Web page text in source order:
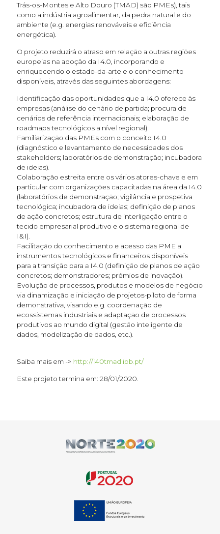
Trás-os-Montes e Alto Douro (TMAD) são PMEs), tais
como a indústria agroalimentar, da pedra natural e do
ambiente (e.g. energias renováveis e eficiência
energética).
O projeto reduzirá o atraso em relação a outras regiões
europeias na adoção da I4.0, incorporando e
enriquecendo o estado-da-arte e o conhecimento
disponíveis, através das seguintes abordagens:
Identificação das oportunidades que a I4.0 oferece às
empresas (análise do cenário de partida; procura de
cenários de referência internacionais; elaboração de
roadmaps tecnológicos a nível regional).
Familiarização das PMEs com o conceito I4.0
(diagnóstico e levantamento de necessidades dos
stakeholders; laboratórios de demonstração; incubadora
de ideias).
Colaboração estreita entre os vários atores-chave e em
particular com organizações capacitadas na área da I4.0
(laboratórios de demonstração; vigilância e prospetiva
tecnológica; incubadora de ideias; definição de planos
de ação concretos; estrutura de interligação entre o
tecido empresarial produtivo e o sistema regional de
I&I).
Facilitação do conhecimento e acesso das PME a
instrumentos tecnológicos e financeiros disponíveis
para a transição para a I4.0 (definição de planos de ação
concretos; demonstradores; prémios de inovação).
Evolução de processos, produtos e modelos de negócio
via dinamização e iniciação de projetos-piloto de forma
demonstrativa, visando e.g. coordenação de
ecossistemas industriais e adaptação de processos
produtivos ao mundo digital (gestão inteligente de
dados, modelização de dados, etc.).
Saiba mais em -> http://i40tmad.ipb.pt/
Este projeto termina em: 28/01/2020.